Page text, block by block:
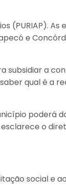
(PURIAP). As
e
subsidiar a
qual é a
poderá
o
social e